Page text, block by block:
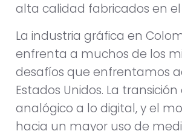
alta calidad fabricados en el
La industria gráfica en
enfrenta a muchos de los
desafíos que enfrentamos
Estados Unidos. La
analógico a lo digital, y el
hacia un mayor uso de